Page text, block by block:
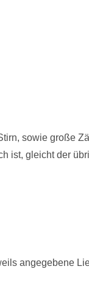
sowie große
ist, gleicht der
angegebene